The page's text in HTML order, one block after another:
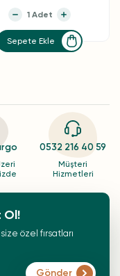
Sepete Ekle
0532 216 40 59
Müşteri
Hizmetleri
Ol!
özel fırsatları
Gönder